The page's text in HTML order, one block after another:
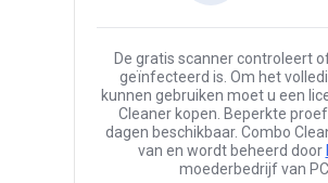
De gratis scanner controleert
geïnfecteerd is. Om het
kunnen gebruiken moet u een
Cleaner kopen. Beperkte
dagen beschikbaar. Combo
van en wordt beheerd door
moederbedrijf van